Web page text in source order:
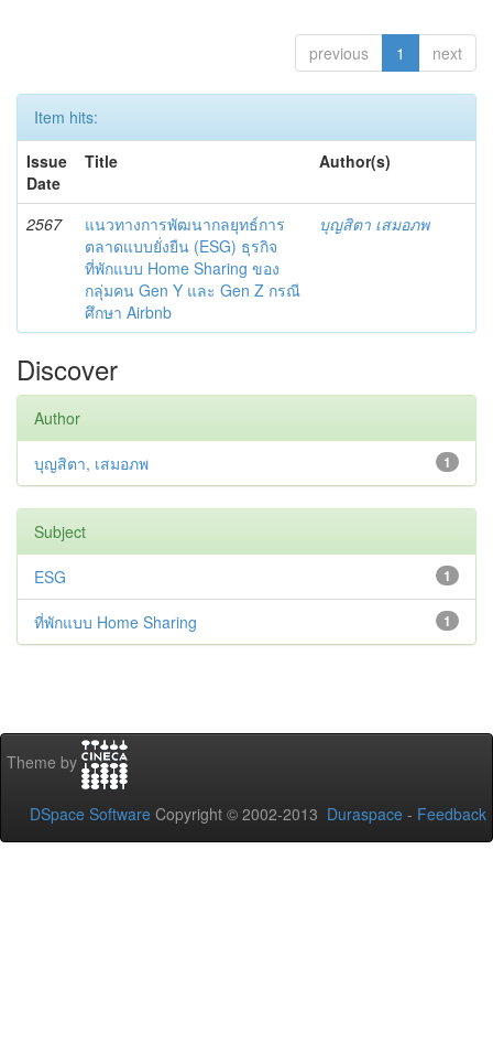
previous 1 next
Item hits:
Issue
Date
Title Author(s)
2567
แนวทางการพัฒนากลยุทธ์การ
ตลาดแบบยั่งยืน (ESG) ธุรกิจ
ที่พักแบบ Home Sharing ของ
กลุ่มคน Gen Y และ Gen Z กรณี
ศึกษา Airbnb
บุญสิตา เสมอภพ
Discover
Author
1
บุญสิตา, เสมอภพ
Subject
1
ESG
1
ที่พักแบบ Home Sharing
Theme by
DSpace Software Copyright © 2002-2013 Duraspace - Feedback